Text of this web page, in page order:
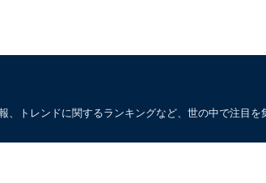
トレンドに関するランキングなど、世の中で注目を